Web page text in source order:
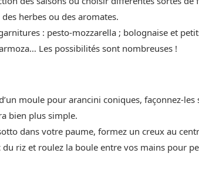
herbes ou des aromates.
: pesto-mozzarella ; bolognaise et
Les possibilités sont nombreuses !
moule pour arancini coniques, façonnez-
bien plus simple.
dans votre paume, formez un creux au
riz et roulez la boule entre vos mains pour